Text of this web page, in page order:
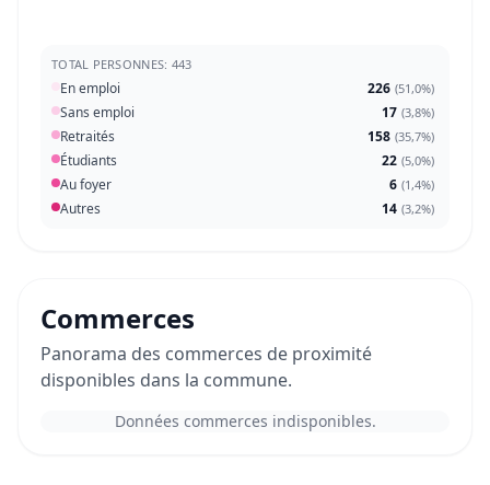
TOTAL PERSONNES: 443
En emploi 226 (51,0%)
Sans emploi 17 (3,8%)
Retraités 158 (35,7%)
Étudiants 22 (5,0%)
Au foyer 6 (1,4%)
Autres 14 (3,2%)
Commerces
Panorama des commerces de proximité
disponibles dans la commune.
Données commerces indisponibles.